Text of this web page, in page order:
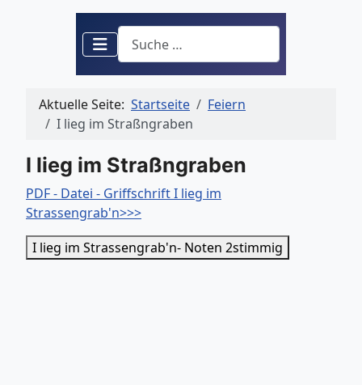
Suchen
Aktuelle Seite: Startseite
Feiern
I lieg im Straßngraben
I lieg im Straßngraben
PDF - Datei - Griffschrift I lieg im
Strassengrab'n>>>
I lieg im Strassengrab'n- Noten 2stimmig